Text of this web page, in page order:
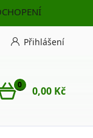
Přihlášení
0 0,00 Kč